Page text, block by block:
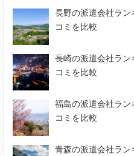
長野の派遣会社ラ
コミを比較
長崎の派遣会社ラ
コミを比較
福島の派遣会社ラ
コミを比較
青森の派遣会社ラ